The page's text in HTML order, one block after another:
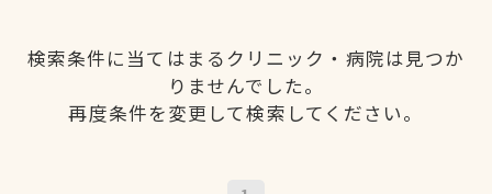
検索条件に当てはまるクリニック・病院は見つか
りませんでした。
再度条件を変更して検索してください。